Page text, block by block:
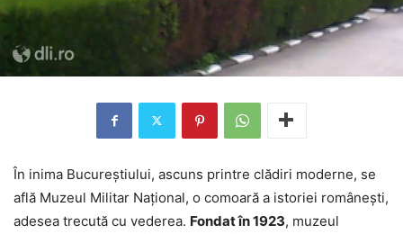
În inima Bucureștiului, ascuns printre clădiri moderne, se
află Muzeul Militar Național, o comoară a istoriei românești,
adesea trecută cu vederea. Fondat în 1923, muzeul